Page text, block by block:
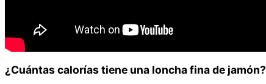
¿Cuántas calorías tiene una loncha fina de jamón?